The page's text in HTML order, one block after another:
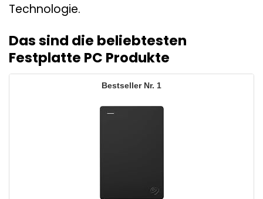
Technologie.
Das sind die beliebtesten
Festplatte PC Produkte
1